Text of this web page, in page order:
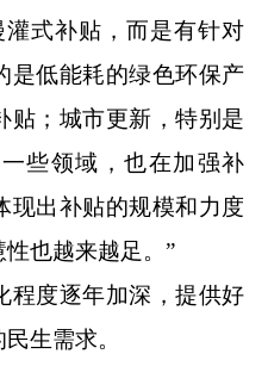
式补贴，而是有针对
是低能耗的绿色环保产
贴；城市更新，特别是
些领域，也在加强补
现出补贴的规模和力度
也越来越足。”
度逐年加深，提供好
生需求。